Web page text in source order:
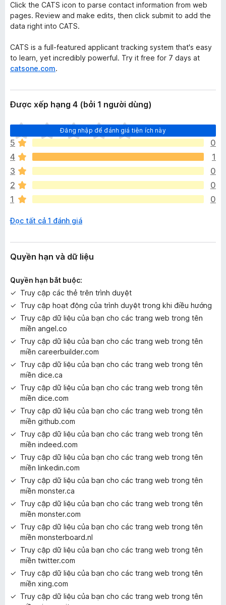
Click the CATS icon to parse contact information from web
pages. Review and make edits, then click submit to add the
data right into CATS.
CATS is a full-featured applicant tracking system that's easy
to learn, yet incredibly powerful. Try it free for 7 days at
catsone.com.
Được xếp hạng 4 (bởi 1 người dùng)
Đăng nhập để đánh giá tiện ích này
C
h
ư
a
c
ó
x
ế
h
n
g
à
o
5
0
4
1
3
0
2
0
1
0
Đọc tất cả 1 đánh giá
Quyền hạn và dữ liệu
Quyền hạn bắt buộc:
Truy cập các thẻ trên trình duyệt
Truy cập hoạt động của trình duyệt trong khi điều hướng
Truy cập dữ liệu của bạn cho các trang web trong tên
miền angel.co
Truy cập dữ liệu của bạn cho các trang web trong tên
miền careerbuilder.com
Truy cập dữ liệu của bạn cho các trang web trong tên
miền dice.ca
Truy cập dữ liệu của bạn cho các trang web trong tên
miền dice.com
Truy cập dữ liệu của bạn cho các trang web trong tên
miền github.com
Truy cập dữ liệu của bạn cho các trang web trong tên
miền indeed.com
Truy cập dữ liệu của bạn cho các trang web trong tên
miền linkedin.com
Truy cập dữ liệu của bạn cho các trang web trong tên
miền monster.ca
Truy cập dữ liệu của bạn cho các trang web trong tên
miền monster.com
Truy cập dữ liệu của bạn cho các trang web trong tên
miền monsterboard.nl
Truy cập dữ liệu của bạn cho các trang web trong tên
miền twitter.com
Truy cập dữ liệu của bạn cho các trang web trong tên
miền xing.com
Truy cập dữ liệu của bạn cho các trang web trong tên